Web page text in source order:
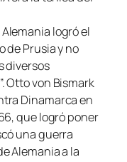
logró el
de Prusia y no
diversos
Otto von Bismark
Dinamarca en
que logró poner
una guerra
Alemania a la